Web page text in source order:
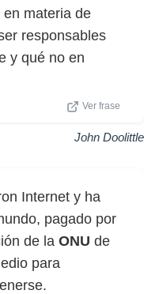
materia de
responsables
y qué no en
Ver frase
John Doolittle
Internet y ha
pagado por
de la ONU de
para